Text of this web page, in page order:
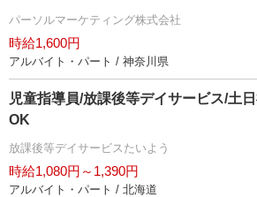
パーソルマーケティング株式会社
時給1,600円
アルバイト・パート / 神奈川県
児童指導員/放課後等デイサービス/土
OK
放課後等デイサービスたいよう
時給1,080円～1,390円
アルバイト・パート / 北海道